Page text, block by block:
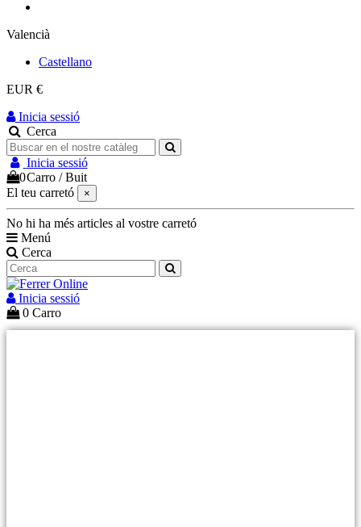
Valencià
Castellano
EUR €
Inicia sessió
Cerca
Inicia sessió
0Carro /Buit
El teu carretó
×
No hi ha més articles al vostre carretó
Menú
Cerca
Inicia sessió
0 Carro